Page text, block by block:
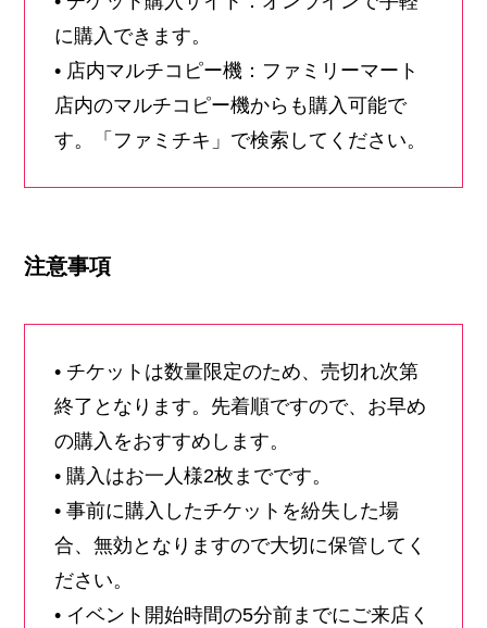
に購入できます。
• 店内マルチコピー機：ファミリーマート
店内のマルチコピー機からも購入可能で
す。「ファミチキ」で検索してください。
注意事項
• チケットは数量限定のため、売切れ次第
終了となります。先着順ですので、お早め
の購入をおすすめします。
• 購入はお一人様2枚までです。
• 事前に購入したチケットを紛失した場
合、無効となりますので大切に保管してく
ださい。
• イベント開始時間の5分前までにご来店く